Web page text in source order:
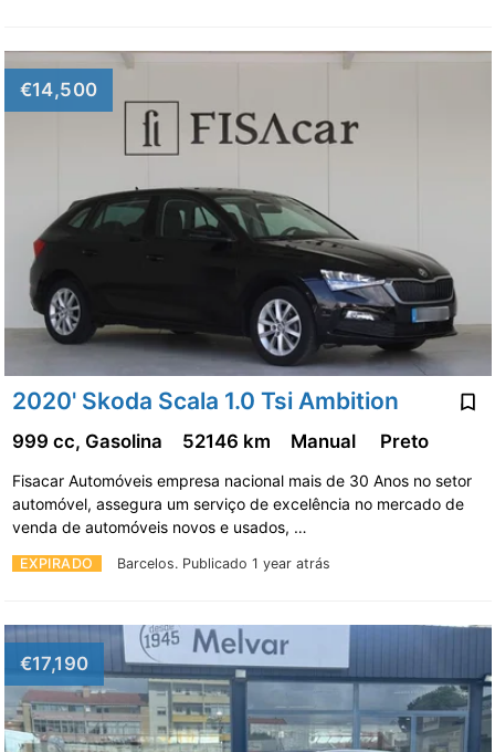
€14,500
2020' Skoda Scala 1.0 Tsi Ambition
EXPIRADO Barcelos. Publicado 1 year atrás
999 cc, Gasolina 52146 km Manual Preto
Fisacar Automóveis empresa nacional mais de 30 Anos no setor
automóvel, assegura um serviço de excelência no mercado de
venda de automóveis novos e usados, …
€17,190